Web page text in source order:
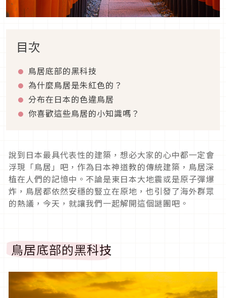
目次
鳥居底部的黑科技
為什麼鳥居是朱紅色的？
分布在日本的色違鳥居
你喜歡這些鳥居的小知識嗎？
說到日本最具代表性的建築，想必大家的心中都一定會
浮現「鳥居」吧，作為日本神道教的傳統建築，鳥居深
植在人們的記憶中。不論是東日本大地震或是原子彈爆
炸，鳥居都依然安穩的豎立在原地，也引發了海外群眾
的熱議，今天，就讓我們一起解開這個謎團吧。
鳥居底部的黑科技